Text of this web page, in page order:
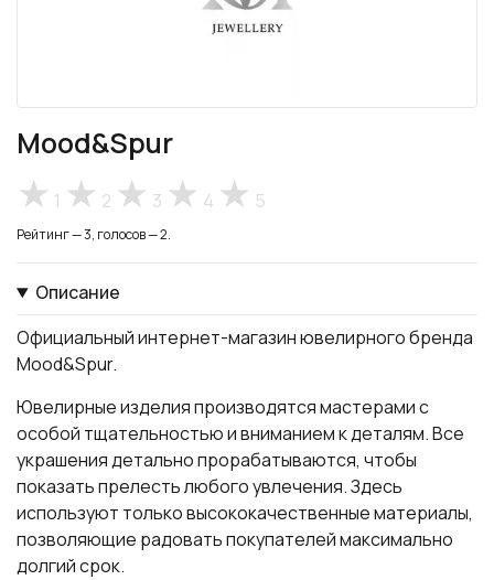
Mood&Spur
1 2 3 4 5
Рейтинг — 3, голосов — 2.
Описание
Официальный интернет-магазин ювелирного бренда
Mood&Spur.
Ювелирные изделия производятся мастерами с
особой тщательностью и вниманием к деталям. Все
украшения детально прорабатываются, чтобы
показать прелесть любого увлечения. Здесь
используют только высококачественные материалы,
позволяющие радовать покупателей максимально
долгий срок.